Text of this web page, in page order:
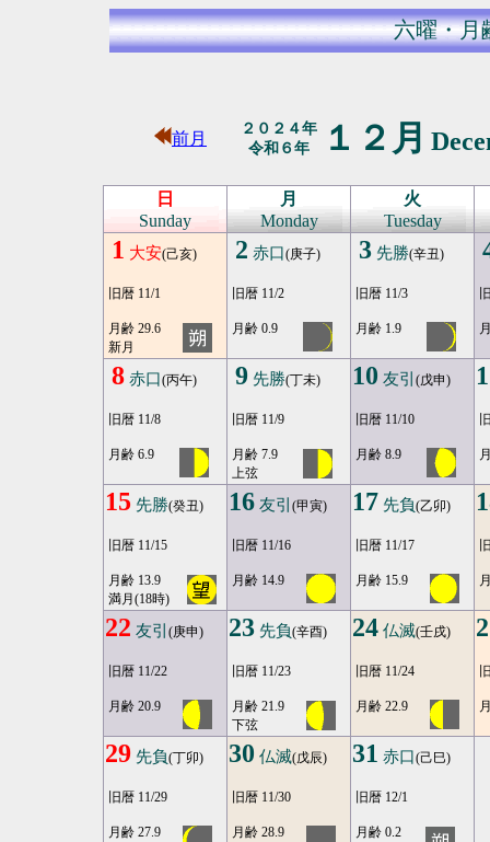
六曜・月
前月
２０２４年
令和６年
１２月
日
Sunday
月
Monday
火
Tuesday
1 大安(己亥)
旧暦 11/1
月齢 29.6
新月
2 赤口(庚子)
旧暦 11/2
月齢 0.9
3 先勝(辛丑)
旧暦 11/3
月齢 1.9
8 赤口(丙午)
旧暦 11/8
月齢 6.9
9 先勝(丁未)
旧暦 11/9
月齢 7.9
上弦
10 友引 (戊申)
旧暦 11/10
月齢 8.9
15 先勝(癸丑)
旧暦 11/15
月齢 13.9
満月(18時)
16 友引 (甲寅)
旧暦 11/16
月齢 14.9
17 先負(乙卯)
旧暦 11/17
月齢 15.9
22 友引 (庚申)
旧暦 11/22
月齢 20.9
23 先負(辛酉)
旧暦 11/23
月齢 21.9
下弦
24 仏滅(壬戌)
旧暦 11/24
月齢 22.9
29 先負(丁卯)
旧暦 11/29
月齢 27.9
30 仏滅(戊辰)
旧暦 11/30
月齢 28.9
31 赤口(己巳)
旧暦 12/1
月齢 0.2